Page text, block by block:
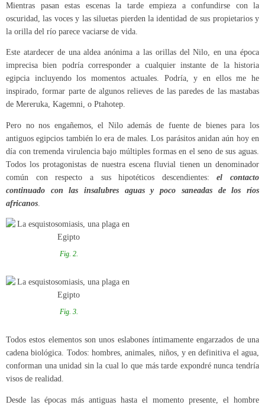
Mientras pasan estas escenas la tarde empieza a confundirse con la
oscuridad, las voces y las siluetas pierden la identidad de sus propietarios y
la orilla del río parece vaciarse de vida.
Este atardecer de una aldea anónima a las orillas del Nilo, en una época
imprecisa bien podría corresponder a cualquier instante de la historia
egipcia incluyendo los momentos actuales. Podría, y en ellos me he
inspirado, formar parte de algunos relieves de las paredes de las mastabas
de Mereruka, Kagemni, o Ptahotep.
Pero no nos engañemos, el Nilo además de fuente de bienes para los
antiguos egipcios también lo era de males. Los parásitos anidan aún hoy en
día con tremenda virulencia bajo múltiples formas en el seno de sus aguas.
Todos los protagonistas de nuestra escena fluvial tienen un denominador
común con respecto a sus hipotéticos descendientes:el contacto
continuado con las insalubres aguas y poco saneadas de los ríos
africanos
Fig. 2.
Fig. 3.
Todos estos elementos son unos eslabones íntimamente engarzados de una
cadena biológica. Todos: hombres, animales, niños, y en definitiva el agua,
conforman una unidad sin la cual lo que más tarde expondré nunca tendría
visos de realidad.
Desde las épocas más antiguas hasta el momento presente, el hombre